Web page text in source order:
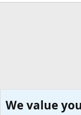
We value